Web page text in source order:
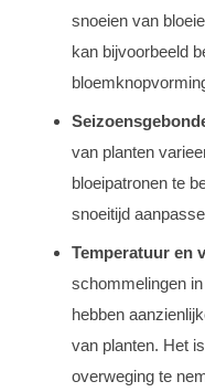
snoeien van
kan bijvoorbeeld
van planten
bloeipatronen te
snoeitijd
Temperatuur en
schommelingen
hebben
van planten. Het
overweging te